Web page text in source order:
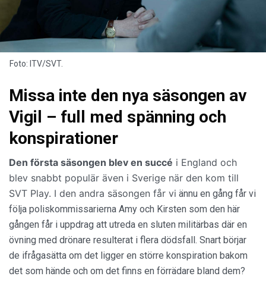
Foto: ITV/SVT.
Missa inte den nya säsongen av
Vigil – full med spänning och
konspirationer
Den första säsongen blev en succé i England och
blev snabbt populär även i Sverige när den kom till
SVT Play. I den andra säsongen får vi ännu en gång får vi
följa poliskommissarierna Amy och Kirsten som den här
gången får i uppdrag att utreda en sluten militärbas där en
övning med drönare resulterat i flera dödsfall. Snart börjar
de ifrågasätta om det ligger en större konspiration bakom
det som hände och om det finns en förrädare bland dem?